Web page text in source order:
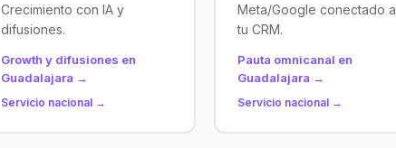
Crecimiento con IA y
difusiones.
Growth y difusiones en
Guadalajara →
Servicio nacional →
Meta/Google conectado a
tu CRM.
Pauta omnicanal en
Guadalajara →
Servicio nacional →